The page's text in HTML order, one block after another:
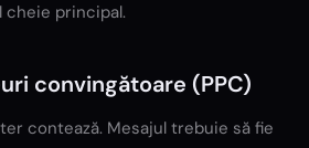
cheie principal.
convingătoare (PPC)
contează. Mesajul trebuie să fie